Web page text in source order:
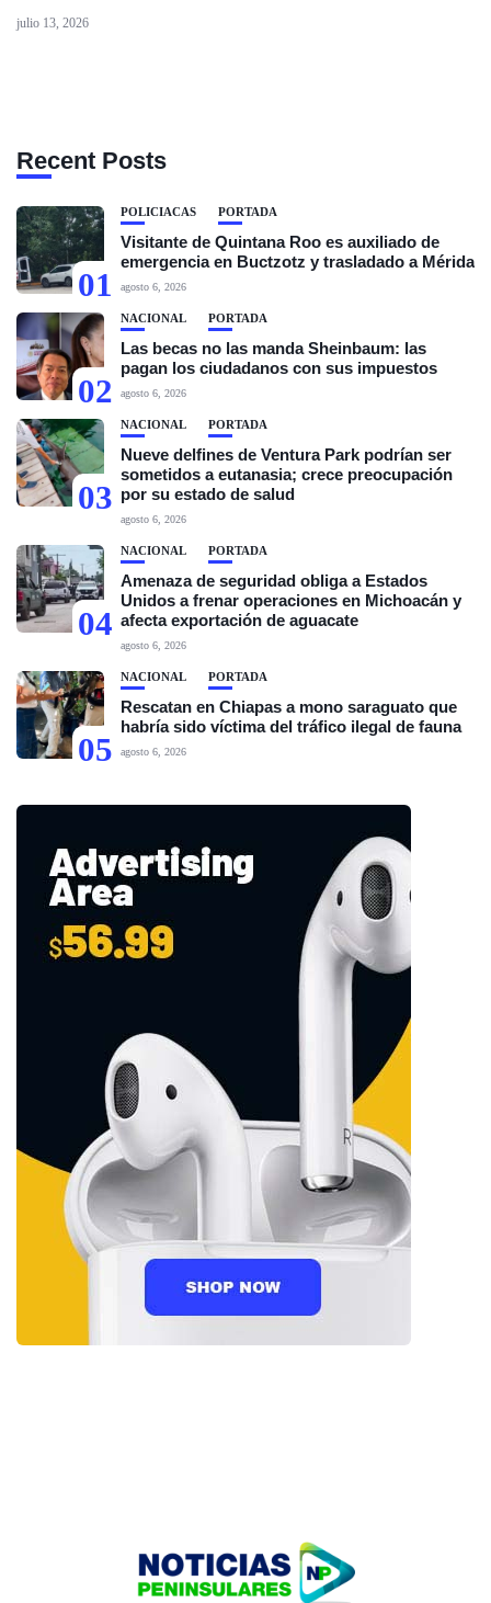
julio 13, 2026
Recent Posts
01
POLICIACAS PORTADA
Visitante de Quintana Roo es auxiliado de
emergencia en Buctzotz y trasladado a Mérida
agosto 6, 2026
02
NACIONAL PORTADA
Las becas no las manda Sheinbaum: las
pagan los ciudadanos con sus impuestos
agosto 6, 2026
03
NACIONAL PORTADA
Nueve delfines de Ventura Park podrían ser
sometidos a eutanasia; crece preocupación
por su estado de salud
agosto 6, 2026
04
NACIONAL PORTADA
Amenaza de seguridad obliga a Estados
Unidos a frenar operaciones en Michoacán y
afecta exportación de aguacate
agosto 6, 2026
05
NACIONAL PORTADA
Rescatan en Chiapas a mono saraguato que
habría sido víctima del tráfico ilegal de fauna
agosto 6, 2026